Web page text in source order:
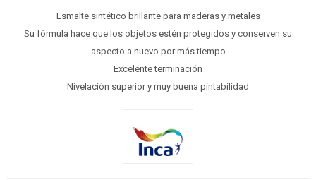
Esmalte sintético brillante para maderas y metales
Su fórmula hace que los objetos estén protegidos y conserven su
aspecto a nuevo por más tiempo
Excelente terminación
Nivelación superior y muy buena pintabilidad